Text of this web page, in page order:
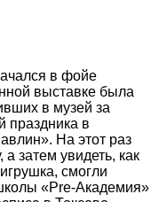
в фойе
выставке была
в музей за
праздника в
На этот раз
затем увидеть, как
смогли
«Pre-Академия»